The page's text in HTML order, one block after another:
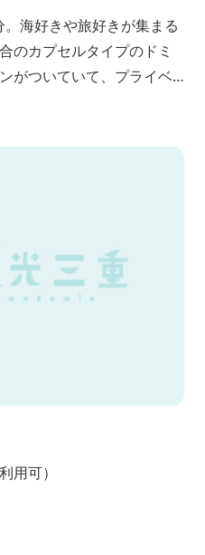
。海好きや旅好きが集まる
のカプセルタイプのドミ
がついていて、プライベ
用可）